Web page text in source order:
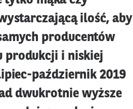
ilość, aby
producentów
produkcji i niskiej
październik 2019
dwukrotnie wyższe